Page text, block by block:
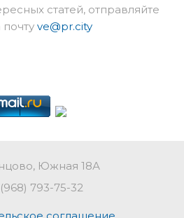
статей, отправляйте
ve@pr.city
Южная 18А
793-75-32
соглашение